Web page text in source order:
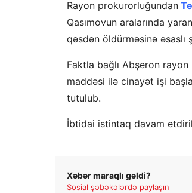
Rayon prokurorluğundan
Qasımovun aralarında
qəsdən öldürməsinə əsaslı
Faktla bağlı Abşeron
maddəsi ilə cinayət işi
tutulub.
İbtidai istintaq davam
Xəbər maraqlı gəldi?
Sosial şəbəkələrdə paylaşın